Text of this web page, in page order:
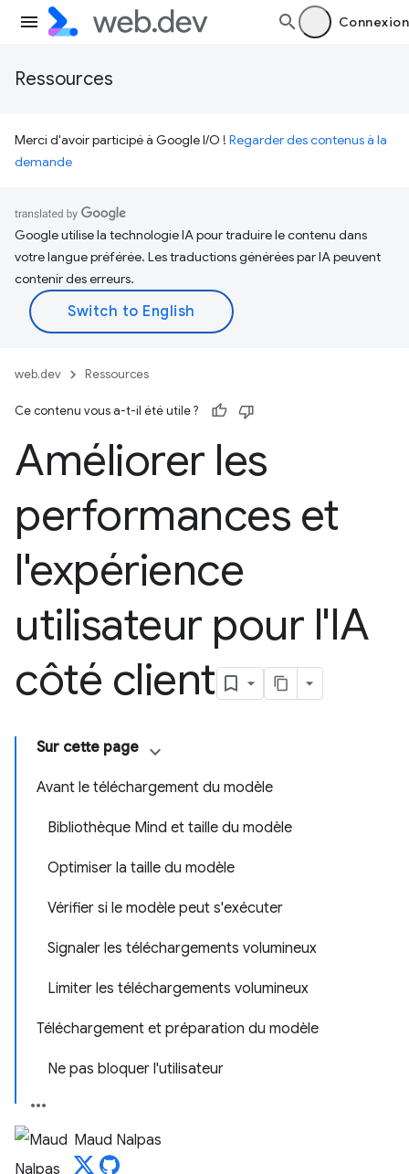
Connexion
Ressources
Merci d'avoir participé à Google I/O ! Regarder des contenus à la
demande
Google utilise la technologie IA pour traduire le contenu dans
votre langue préférée. Les traductions générées par IA peuvent
contenir des erreurs.
web.dev Ressources
Ce contenu vous a-t-il été utile ?
Améliorer les
performances et
l'expérience
utilisateur pour l'IA
côté client
Sur cette page
Avant le téléchargement du modèle
Bibliothèque Mind et taille du modèle
Optimiser la taille du modèle
Vérifier si le modèle peut s'exécuter
Signaler les téléchargements volumineux
Limiter les téléchargements volumineux
Téléchargement et préparation du modèle
Ne pas bloquer l'utilisateur
Maud Nalpas